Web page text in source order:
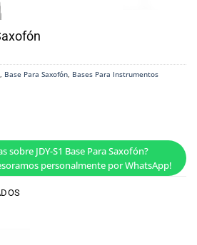
, Base Para Saxofón, Bases Para Instrumentos
sobre JDY-S1 Base Para Saxofón?
personalmente por WhatsApp!